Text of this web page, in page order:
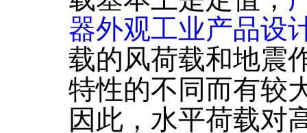
器外观工业产品设
载的风荷载和地震
特性的不同而有较
因此，水平荷载对